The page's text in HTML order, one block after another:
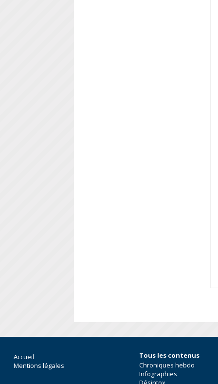
Accueil
Mentions légales
Tous les contenus
Chroniques hebdo
Infographies